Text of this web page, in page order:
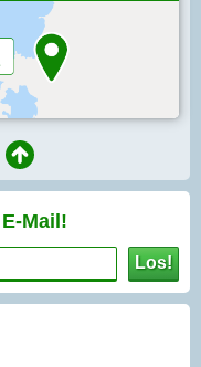
E-Mail!
Los!